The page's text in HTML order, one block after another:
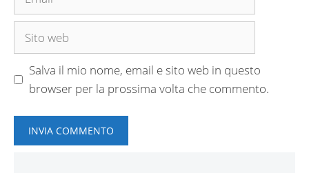
Sito
Salva il mio nome, email e sito web in questo
browser per la prossima volta che commento.